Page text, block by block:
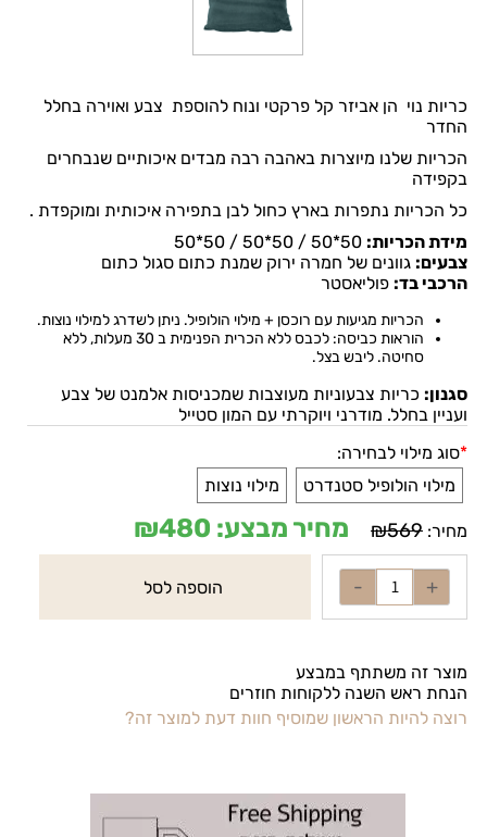
כריות נוי הן אביזר קל פרקטי ונוח להוספת צבע ואוירה בחלל
החדר
הכריות שלנו מיוצרות באהבה רבה מבדים איכותיים שנבחרים
בקפידה
כל הכריות נתפרות בארץ כחול לבן בתפירה איכותית ומוקפדת .
מידת הכריות:
צבעים: גוונים של חמרה ירוק שמנת כתום סגול כתום
הרכבי בד: פוליאסטר
הכריות מגיעות עם רוכסן + מילוי הולופיל. ניתן לשדרג למילוי נוצות.
הוראות כביסה: לכבס ללא הכרית הפנימית ב 30 מעלות, ללא
סחיטה. ליבש בצל.
סגנון: כריות צבעוניות מעוצבות שמכניסות אלמנט של צבע
ועניין בחלל. מודרני ויוקרתי עם המון סטייל
*סוג מילוי לבחירה:
מילוי הולופיל סטנדרט
מילוי נוצות
מחיר: ₪569 מחיר מבצע: ₪480
הוספה לסל
מוצר זה משתתף במבצע
הנחת ראש השנה ללקוחות חוזרים
רוצה להיות הראשון שמוסיף חוות דעת למוצר זה?